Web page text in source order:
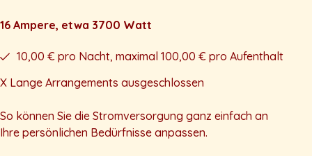
16 Ampere, etwa 3700 Watt
10,00 € pro Nacht, maximal 100,00 € pro Aufenthalt
X Lange Arrangements ausgeschlossen
So können Sie die Stromversorgung ganz einfach an
Ihre persönlichen Bedürfnisse anpassen.